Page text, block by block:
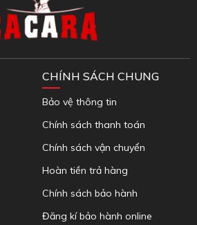
CHÍNH SÁCH CHUNG
Bảo vệ thông tin
Chính sách thanh toán
Chính sách vận chuyển
Hoàn tiền trả hàng
Chính sách bảo hành
Đăng kí bảo hành online